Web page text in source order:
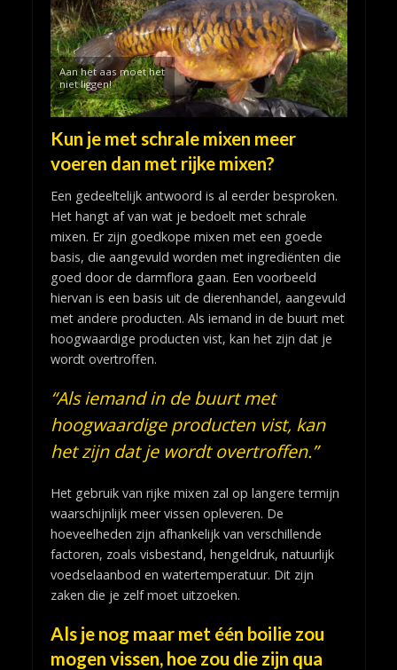
Aan het aas moet het
niet liggen!
Kun je met schrale mixen meer
voeren dan met rijke mixen?
Een gedeeltelijk antwoord is al eerder besproken.
Het hangt af van wat je bedoelt met schrale
mixen. Er zijn goedkope mixen met een goede
basis, die aangevuld worden met ingrediënten die
goed door de darmflora gaan. Een voorbeeld
hiervan is een basis uit de dierenhandel, aangevuld
met andere producten. Als iemand in de buurt met
hoogwaardige producten vist, kan het zijn dat je
wordt overtroffen.
“Als iemand in de buurt met
hoogwaardige producten vist, kan
het zijn dat je wordt overtroffen.”
Het gebruik van rijke mixen zal op langere termijn
waarschijnlijk meer vissen opleveren. De
hoeveelheden zijn afhankelijk van verschillende
factoren, zoals visbestand, hengeldruk, natuurlijk
voedselaanbod en watertemperatuur. Dit zijn
zaken die je zelf moet uitzoeken.
Als je nog maar met één boilie zou
mogen vissen, hoe zou die zijn qua